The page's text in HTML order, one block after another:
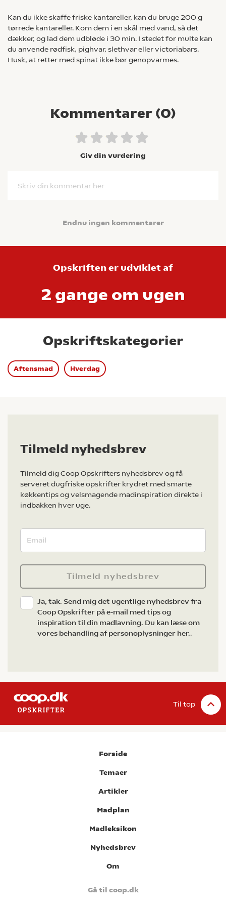
Kan du ikke skaffe friske kantareller, kan du bruge 200 g
tørrede kantareller. Kom dem i en skål med vand, så det
dækker, og lad dem udbløde i 30 min. I stedet for multe kan
du anvende rødfisk, pighvar, slethvar eller victoriabars.
Husk, at retter med spinat ikke bør genopvarmes.
Kommentarer (0)
Giv din vurdering
Skriv din kommentar her
Endnu ingen kommentarer
Opskriften er udviklet af
2 gange om ugen
Opskriftskategorier
Aftensmad Hverdag
Tilmeld nyhedsbrev
Tilmeld dig Coop Opskrifters nyhedsbrev og få
serveret dugfriske opskrifter krydret med smarte
køkkentips og velsmagende madinspiration direkte i
indbakken hver uge.
Tilmeld nyhedsbrev
Ja, tak. Send mig det ugentlige nyhedsbrev fra
Coop Opskrifter på e-mail med tips og
inspiration til din madlavning. Du kan læse om
vores behandling af personoplysninger her..
Til top
Forside
Temaer
Artikler
Madplan
Madleksikon
Nyhedsbrev
Om
Gå til coop.dk